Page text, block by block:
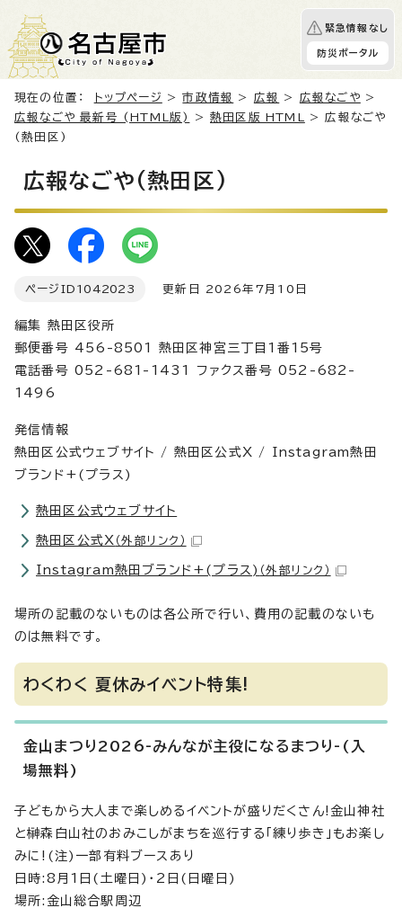
緊急情報なし
防災ポータル
現在の位置： トップページ >市政情報 > 広報 > 広報なごや >
広報なごや 最新号 (HTML版)
>熱田区版 HTML
> 広報なごや
(熱田区)
広報なごや(熱田区)
ページID 1042023 更新日 2026年7月10日
編集 熱田区役所
郵便番号 456-8501 熱田区神宮三丁目1番15号
電話番号 052-681-1431 ファクス番号 052-682-
1496
発信情報
熱田区公式ウェブサイト / 熱田区公式X / Instagram熱田
ブランド+(プラス)
熱田区公式ウェブサイト
熱田区公式X （外部リンク）
Instagram熱田ブランド+(プラス) （外部リンク）
場所の記載のないものは各公所で行い、費用の記載のないも
のは無料です。
わくわく 夏休みイベント特集!
金山まつり2026-みんなが主役になるまつり-(入
場無料)
子どもから大人まで楽しめるイベントが盛りだくさん!金山神社
と榊森白山社のおみこしがまちを巡行する「練り歩き」もお楽し
みに!(注)一部有料ブースあり
日時:8月1日(土曜日)・2日(日曜日)
場所:金山総合駅周辺